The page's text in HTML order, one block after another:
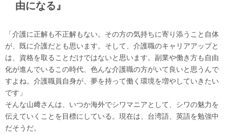
由になる』
「介護に正解も不正解もない。その方の気持ちに寄り添うこと自体
が、既に介護だとも思います。そして、介護職のキャリアアップと
は、資格を取ることだけではないと思います。副業や働き方も自由
化が進んでいるこの時代、色んな介護職の方がいて良いと思うんで
すよね。介護職員自身が、夢を持って働く環境を増やしていきたい
です」
そんな山﨑さんは、いつか海外でシワマニアとして、シワの魅力を
伝えていくことを目標にしている。現在は、台湾語、英語を勉強中
だそうだ。